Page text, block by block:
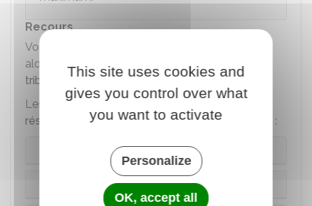
Recours
Vous pouvez contester la décision. Vous devez
alors faire un
recours en annulation devant le
tribunal administratif.
Les délais varient selon que vous êtes
résidence
ou enrétention administrative ou non :
Cas général
Assignation à résidence
This site uses cookies and
gives you control over what
you want to activate
Personalize
OK, accept all